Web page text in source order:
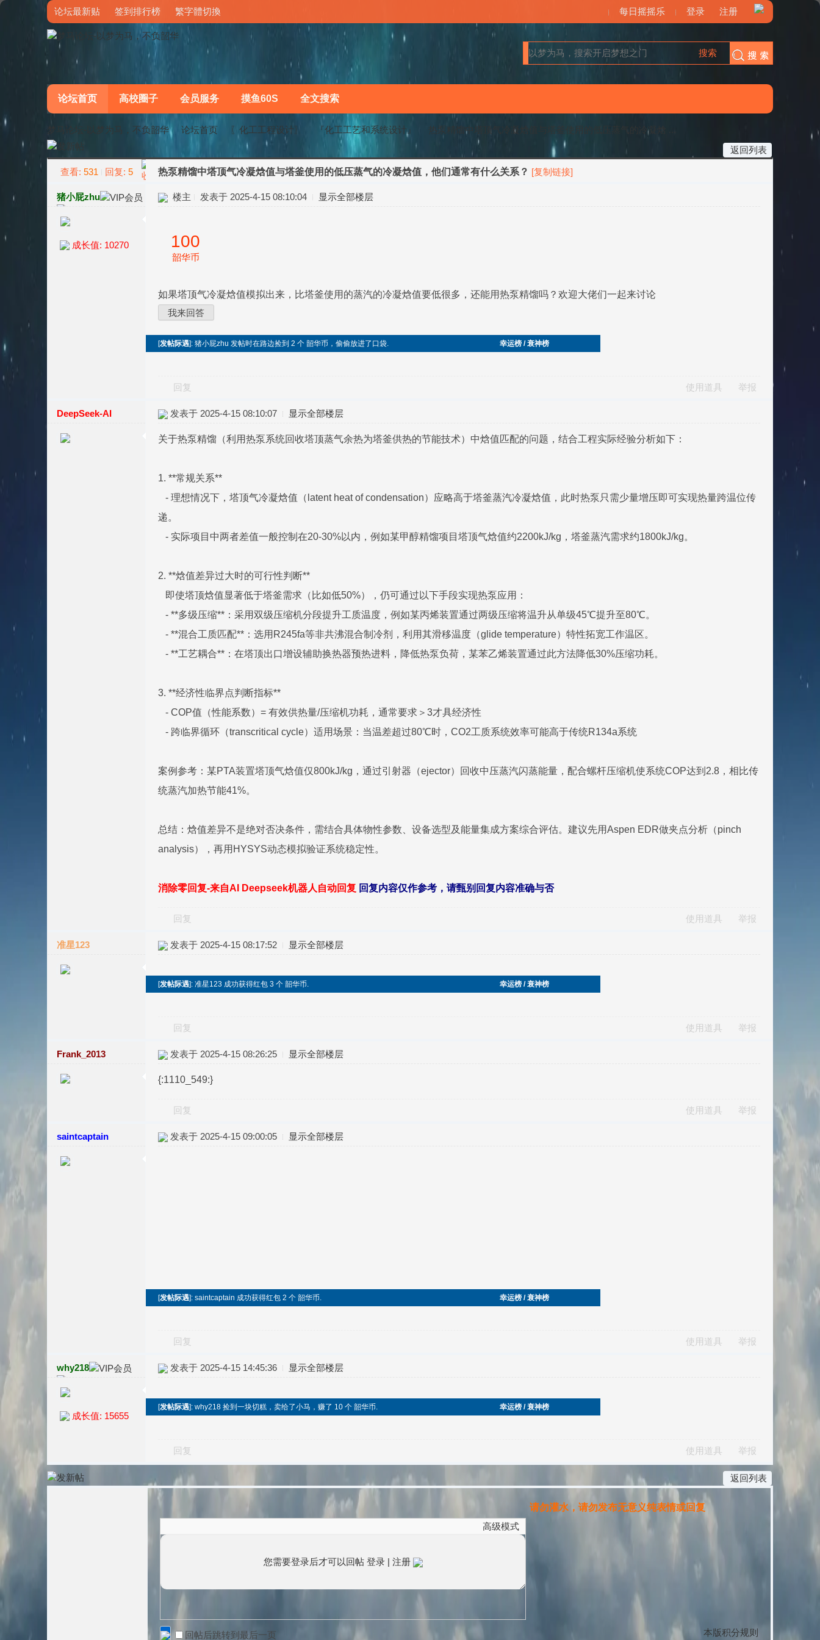
论坛最新贴 签到排行榜 繁字體切換 每日摇摇乐 登录 注册
搜索
论坛首页 高校圈子 会员服务 摸鱼60S 全文搜索
梦马论坛-以梦为马，不负韶华 论坛首页 〖化工工程设计〗 『化工工艺和系统设计』
热泵精馏中塔顶气冷凝焓值与塔釜使用的低压蒸气的冷凝焓 ...
返回列表
查看: 531 回复: 5 热泵精馏中塔顶气冷凝焓值与塔釜使用的低压蒸气的冷凝焓值，他们通常有什么关系？ [复制链接]
猪小屁zhu
成长值: 10270
楼主 发表于 2025-4-15 08:10:04 显示全部楼层
100
韶华币
如果塔顶气冷凝焓值模拟出来，比塔釜使用的蒸汽的冷凝焓值要低很多，还能用热泵精馏吗？欢迎大佬们一起来讨论
我来回答
[发帖际遇]: 猪小屁zhu 发帖时在路边捡到 2 个 韶华币，偷偷放进了口袋. 幸运榜 / 衰神榜
回复 使用道具 举报
DeepSeek-AI 发表于 2025-4-15 08:10:07 显示全部楼层
关于热泵精馏（利用热泵系统回收塔顶蒸气余热为塔釜供热的节能技术）中焓值匹配的问题，结合工程实际经验分析如下：
1. **常规关系**
- 理想情况下，塔顶气冷凝焓值（latent heat of condensation）应略高于塔釜蒸汽冷凝焓值，此时热泵只需少量增压即可实现热量跨温位传
递。
- 实际项目中两者差值一般控制在20-30%以内，例如某甲醇精馏项目塔顶气焓值约2200kJ/kg，塔釜蒸汽需求约1800kJ/kg。
2. **焓值差异过大时的可行性判断**
即使塔顶焓值显著低于塔釜需求（比如低50%），仍可通过以下手段实现热泵应用：
- **多级压缩**：采用双级压缩机分段提升工质温度，例如某丙烯装置通过两级压缩将温升从单级45℃提升至80℃。
- **混合工质匹配**：选用R245fa等非共沸混合制冷剂，利用其滑移温度（glide temperature）特性拓宽工作温区。
- **工艺耦合**：在塔顶出口增设辅助换热器预热进料，降低热泵负荷，某苯乙烯装置通过此方法降低30%压缩功耗。
3. **经济性临界点判断指标**
- COP值（性能系数）= 有效供热量/压缩机功耗，通常要求＞3才具经济性
- 跨临界循环（transcritical cycle）适用场景：当温差超过80℃时，CO2工质系统效率可能高于传统R134a系统
案例参考：某PTA装置塔顶气焓值仅800kJ/kg，通过引射器（ejector）回收中压蒸汽闪蒸能量，配合螺杆压缩机使系统COP达到2.8，相比传
统蒸汽加热节能41%。
总结：焓值差异不是绝对否决条件，需结合具体物性参数、设备选型及能量集成方案综合评估。建议先用Aspen EDR做夹点分析（pinch
analysis），再用HYSYS动态模拟验证系统稳定性。
消除零回复-来自AI Deepseek机器人自动回复 回复内容仅作参考，请甄别回复内容准确与否
回复 使用道具 举报
准星123 发表于 2025-4-15 08:17:52 显示全部楼层
[发帖际遇]: 准星123 成功获得红包 3 个 韶华币. 幸运榜 / 衰神榜
回复 使用道具 举报
Frank_2013 发表于 2025-4-15 08:26:25 显示全部楼层
{:1110_549:}
回复 使用道具 举报
saintcaptain 发表于 2025-4-15 09:00:05 显示全部楼层
[发帖际遇]: saintcaptain 成功获得红包 2 个 韶华币. 幸运榜 / 衰神榜
回复 使用道具 举报
why218
成长值: 15655
发表于 2025-4-15 14:45:36 显示全部楼层
[发帖际遇]: why218 捡到一块切糕，卖给了小马，赚了 10 个 韶华币. 幸运榜 / 衰神榜
回复 使用道具 举报
返回列表
请勿灌水，请勿发布无意义纯表情或回复
高级模式
您需要登录后才可以回帖 登录| 注册
本版积分规则
回帖后跳转到最后一页